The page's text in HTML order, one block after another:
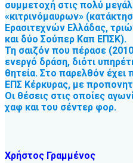
συμμετοχή στις πολύ
«κιτρινόμαυρων»
Ερασιτεχνών Ελλάδας,
και δύο Σούπερ Καπ ΕΠΣΚ).
Τη σαιζόν που πέρασε
ενεργό δράση, διότι
θητεία. Στο παρελθόν έχει
ΕΠΣ Κέρκυρας, με
Οι θέσεις στις οποίες
χαφ και του σέντερ φορ.
Χρήστος Γραμμένος